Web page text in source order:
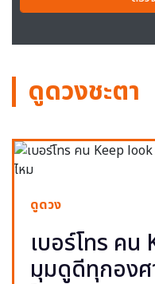
ดูดวงชะตา
ดูดวง
เบอร์โทร คน
มุมดูดีทุกอง